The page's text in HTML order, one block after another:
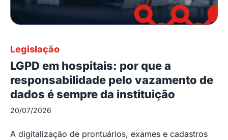
Legislação
LGPD em hospitais: por que a
responsabilidade pelo vazamento de
dados é sempre da instituição
20/07/2026
A digitalização de prontuários, exames e cadastros